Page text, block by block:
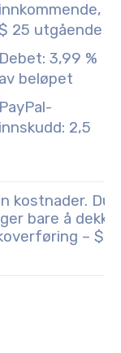
innkommende,
25 utgående
Debet: 3,99 %
av beløpet
PayPal-
innskudd: 2,5
kostnader. Du
bare å dekke
– $